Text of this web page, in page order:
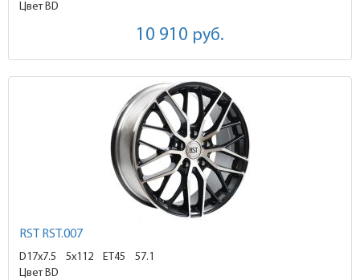
Цвет BD
10 910 руб.
RST RST.007
D17x7.5 5x112 ET45
57.1
Цвет BD